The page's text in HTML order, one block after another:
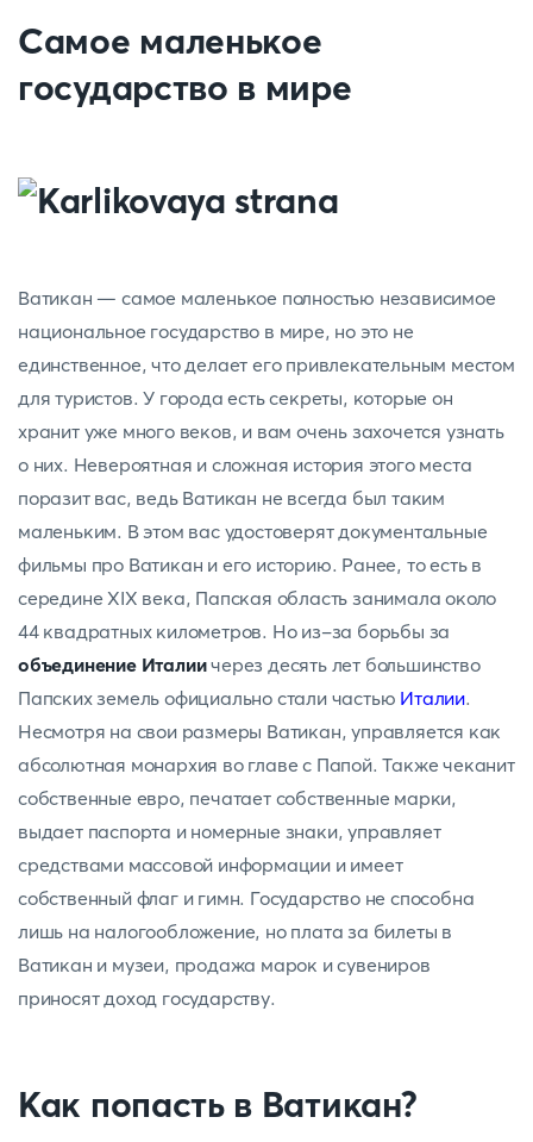
Самое маленькое
государство в мире
Ватикан — самое маленькое полностью независимое
национальное государство в мире, но это не
единственное, что делает его привлекательным местом
для туристов. У города есть секреты, которые он
хранит уже много веков, и вам очень захочется узнать
о них. Невероятная и сложная история этого места
поразит вас, ведь Ватикан не всегда был таким
маленьким. В этом вас удостоверят документальные
фильмы про Ватикан и его историю. Ранее, то есть в
середине XIX века, Папская область занимала около
44 квадратных километров. Но из-за борьбы за
объединение Италиичерез десять лет большинство
Папских земель официально стали частью Италии.
Несмотря на свои размеры Ватикан, управляется как
абсолютная монархия во главе с Папой. Также чеканит
собственные евро, печатает собственные марки,
выдает паспорта и номерные знаки, управляет
средствами массовой информации и имеет
собственный флаг и гимн. Государство не способна
лишь на налогообложение, но плата за билеты в
Ватикан и музеи, продажа марок и сувениров
приносят доход государству.
Как попасть в Ватикан?